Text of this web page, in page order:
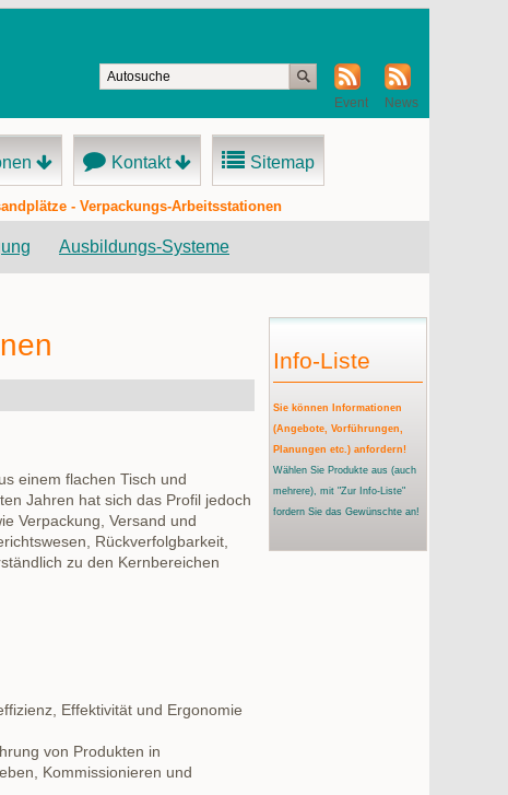
News
Event
Kontakt Sitemap
- Verpackungs-Arbeitsstationen
Ausbildungs-Systeme
einem flachen Tisch und
Jahren hat sich das Profil jedoch
Verpackung, Versand und
Rückverfolgbarkeit,
zu den Kernbereichen
Effektivität und Ergonomie
von Produkten in
Kommissionieren und
Info-Liste
Sie können Informationen
(Angebote, Vorführungen,
Planungen etc.) anfordern!
Wählen Sie Produkte aus (auch
mehrere), mit "Zur Info-Liste"
fordern Sie das Gewünschte an!